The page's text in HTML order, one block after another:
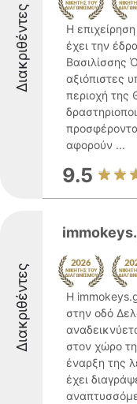
Διακριθέντες
Η
έχει την
Βασιλίσσης
αξιόπιστες
περιοχή της
αφορούν ...
9.5
Διακριθέντες
Η
στην οδό
στον χώρο
έναρξη της
έχει